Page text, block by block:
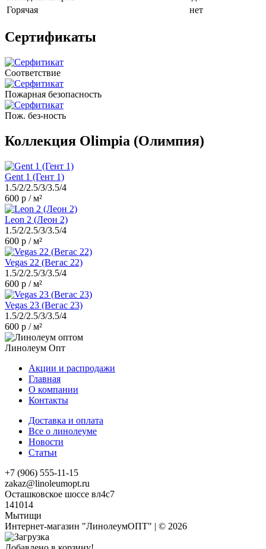
Горячая
нет
Сертификаты
Соответствие
Пожарная безопасность
Пож. без-ность
Коллекция Olimpia (Олимпия)
Gent 1 (Гент 1)
1.5/2/2.5/3/3.5/4
600 р / м²
Leon 2 (Леон 2)
1.5/2/2.5/3/3.5/4
600 р / м²
Vegas 22 (Вегас 22)
1.5/2/2.5/3/3.5/4
600 р / м²
Vegas 23 (Вегас 23)
1.5/2/2.5/3/3.5/4
600 р / м²
Линолеум Опт
Акции и распродажи
Главная
О компании
Контакты
Доставка и оплата
Все о линолеуме
Новости
Статьи
+7 (906) 555-11-15
zakaz@linoleumopt.ru
Осташковское шоссе вл4с7
141014
Мытищи
Интернет-магазин "ЛинолеумОПТ" | © 2026